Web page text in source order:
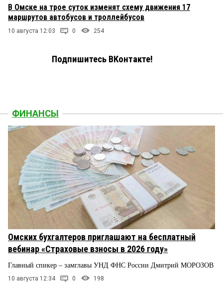
В Омске на трое суток изменят схему движения 17
маршрутов автобусов и троллейбусов
10 августа 12:03 0 254
Подпишитесь ВКонтакте!
ФИНАНСЫ
Омских бухгалтеров приглашают на бесплатный
вебинар «Страховые взносы в 2026 году»
Главный спикер – замглавы УНД ФНС России Дмитрий МОРОЗОВ
10 августа 12:34 0 198